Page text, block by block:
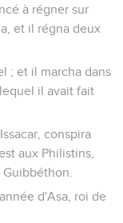
à régner sur
et il régna deux
; et il marcha dans
il avait fait
conspira
aux Philistins,
d'Asa, roi de